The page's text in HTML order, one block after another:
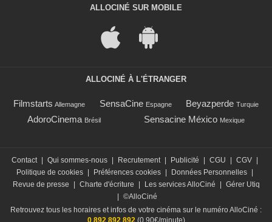
ALLOCINÉ SUR MOBILE
ALLOCINÉ À L'ÉTRANGER
Filmstarts Allemagne SensaCine Espagne Beyazperde Turquie
AdoroCinema Brésil Sensacine México Mexique
Contact Qui sommes-nous Recrutement Publicité CGU CGV
Politique de cookies
Préférences cookies Données Personnelles
Revue de presse
Charte d'écriture Les services AlloCiné
Gérer Utiq
©AlloCiné
Retrouvez tous les horaires et infos de votre cinéma sur le numéro AlloCiné :